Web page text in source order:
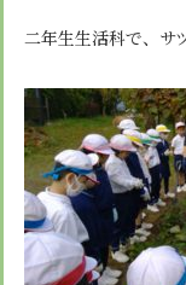
よくある質問
諸届出用紙
卒業生進学先
検定合格、入賞
学校紹介ムービ
通学用ランドセ
設備紹介
安心・安全
スクールバス
アクセス
特定商取引法に基づく表
寄付金の募集
二年生生活科で、サ